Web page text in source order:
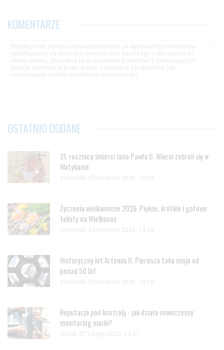
KOMENTARZE
OSTATNIO DODANE
21. rocznica śmierci Jana Pawła II. Wierni zebrali się w
Watykanie
czwartek, 02 kwietnia 2026, 18:08
Życzenia wielkanocne 2026. Piękne, krótkie i gotowe
teksty na Wielkanoc
czwartek, 02 kwietnia 2026, 13:28
Historyczny lot Artemis II. Pierwsza taka misja od
ponad 50 lat
czwartek, 02 kwietnia 2026, 18:10
Reputacja pod kontrolą - jak działa nowoczesny
monitoring marki?
piątek, 27 lutego 2026, 14:57